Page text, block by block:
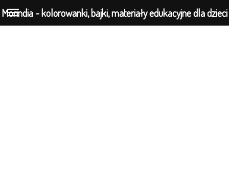
Morindia - kolorowanki, bajki, materiały edukacyjne dla dzieci